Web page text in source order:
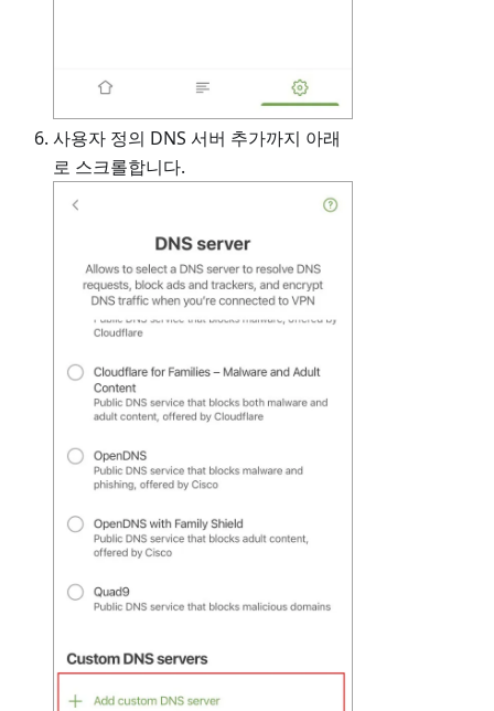
사용자 정의 DNS 서버 추가까지 아래
로 스크롤합니다.